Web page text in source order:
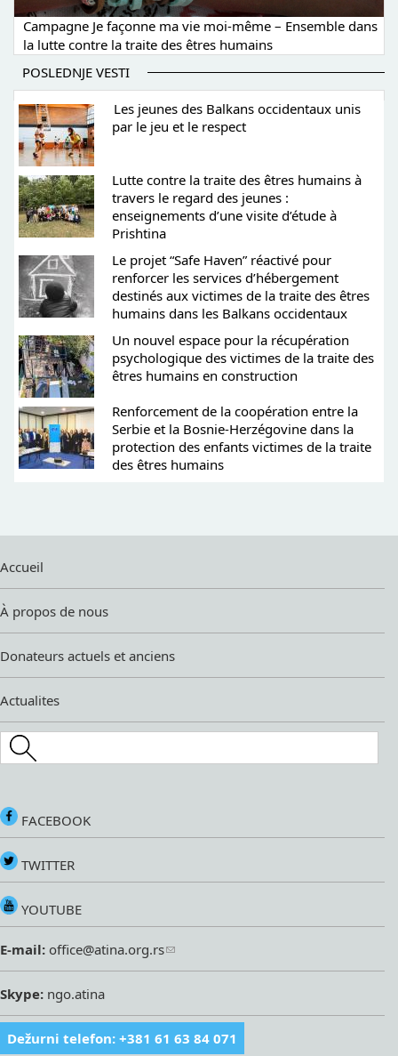
Campagne Je façonne ma vie moi-même – Ensemble dans
la lutte contre la traite des êtres humains
POSLEDNJE VESTI
Les jeunes des Balkans occidentaux unis
par le jeu et le respect
Lutte contre la traite des êtres humains à
travers le regard des jeunes :
enseignements d’une visite d’étude à
Prishtina
Le projet “Safe Haven” réactivé pour
renforcer les services d’hébergement
destinés aux victimes de la traite des êtres
humains dans les Balkans occidentaux
Un nouvel espace pour la récupération
psychologique des victimes de la traite des
êtres humains en construction
Renforcement de la coopération entre la
Serbie et la Bosnie-Herzégovine dans la
protection des enfants victimes de la traite
des êtres humains
Accueil
À propos de nous
Donateurs actuels et anciens
Actualites
Search this site
FACEBOOK
TWITTER
YOUTUBE
E-mail: office@atina.org.rs
Skype: ngo.atina
Dežurni telefon: +381 61 63 84 071